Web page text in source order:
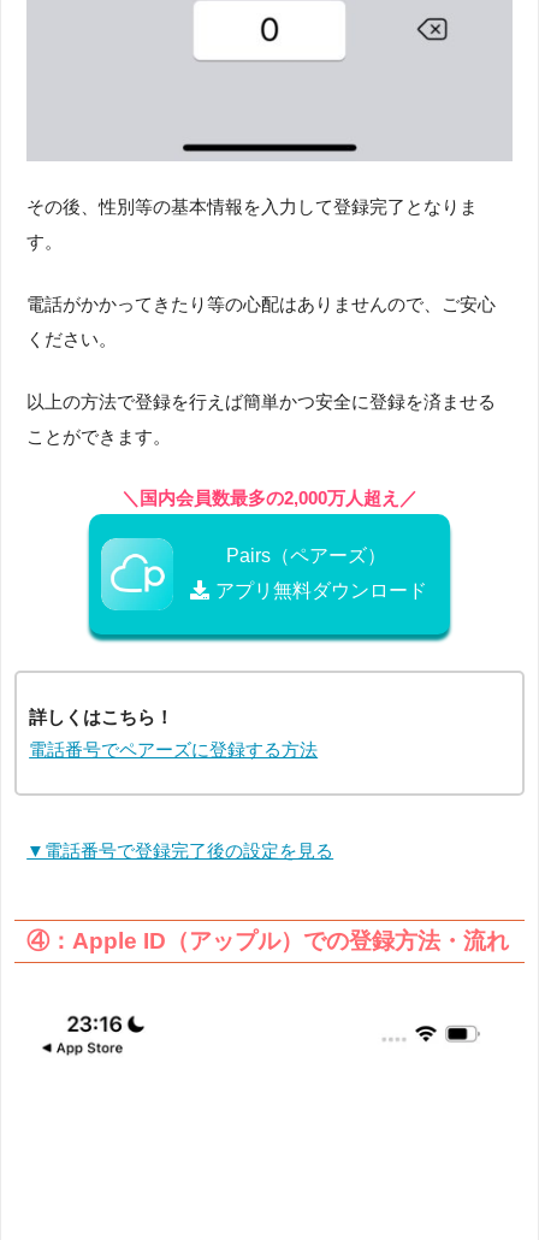
その後、性別等の基本情報を入力して登録完了となりま
す。
電話がかかってきたり等の心配はありませんので、ご安心
ください。
以上の方法で登録を行えば簡単かつ安全に登録を済ませる
ことができます。
＼国内会員数最多の2,000万人超え／
Pairs（ペアーズ）
アプリ無料ダウンロード
詳しくはこちら！
電話番号でペアーズに登録する方法
▼電話番号で登録完了後の設定を見る
④：Apple ID（アップル）での登録方法・流れ